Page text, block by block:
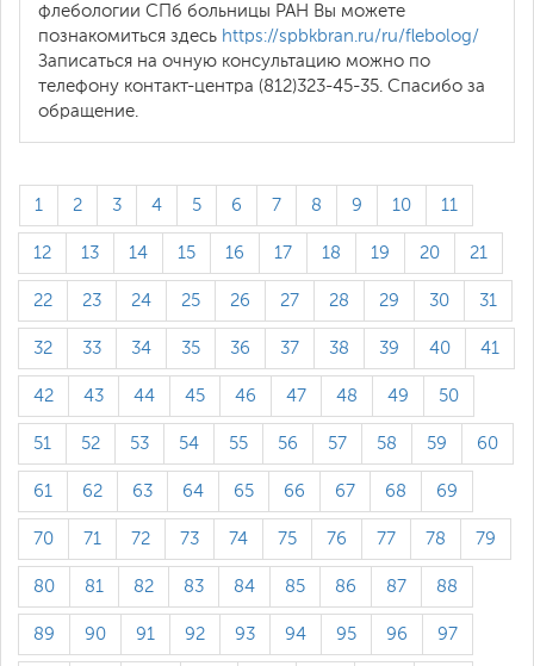
флебологии СПб больницы РАН Вы можете
познакомиться здесь https://spbkbran.ru/ru/flebolog/
Записаться на очную консультацию можно по
телефону контакт-центра (812)323-45-35. Спасибо за
обращение.
1 2 3 4 5 6 7 8 9 10 11
12 13 14 15 16 17 18 19 20 21
22 23 24 25 26 27 28 29 30 31
32 33 34 35 36 37 38 39 40 41
42 43 44 45 46 47 48 49 50
51 52 53 54 55 56 57 58 59 60
61 62 63 64 65 66 67 68 69
70 71 72 73 74 75 76 77 78 79
80 81 82 83 84 85 86 87 88
89 90 91 92 93 94 95 96 97